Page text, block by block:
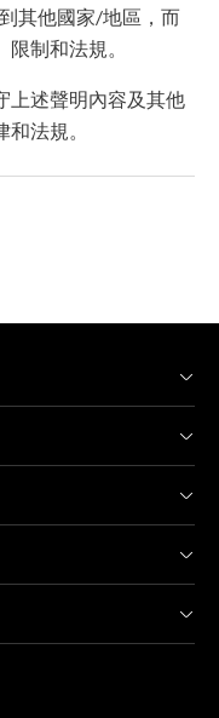
其他國家/地區，而
制和法規。
上述聲明內容及其他
法規。